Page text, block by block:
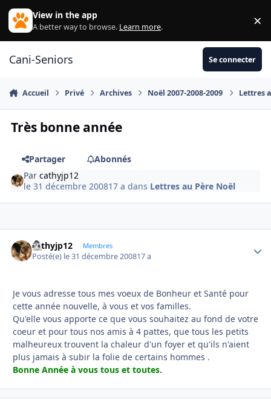
Aller au contenu
View in the app
A better way to browse. Learn more. ×
Cani-Seniors Se connecter
Accueil Privé Archives Noël 2007-2008-2009 Lettres
Très bonne année
Partager
Abonnés
Parcathyjp12
le 31 décembre 200817 a dans Lettres au Père Noël
cathyjp12 Membres
Posté(e) le 31 décembre 200817 a
Je vous adresse tous mes voeux de Bonheur et Santé pour
cette année nouvelle, à vous et vos familles.
Qu'elle vous apporte ce que vous souhaitez au fond de votre
coeur et pour tous nos amis à 4 pattes, que tous les petits
malheureux trouvent la chaleur d'un foyer et qu'ils n'aient
plus jamais à subir la folie de certains hommes .
Bonne Année à vous tous et toutes.